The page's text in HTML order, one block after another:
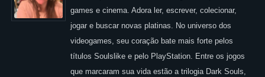
games e cinema. Adora ler, escrever, colecionar,
jogar e buscar novas platinas. No universo dos
videogames, seu coração bate mais forte pelos
títulos Soulslike e pelo PlayStation. Entre os jogos
que marcaram sua vida estão a trilogia Dark Souls,